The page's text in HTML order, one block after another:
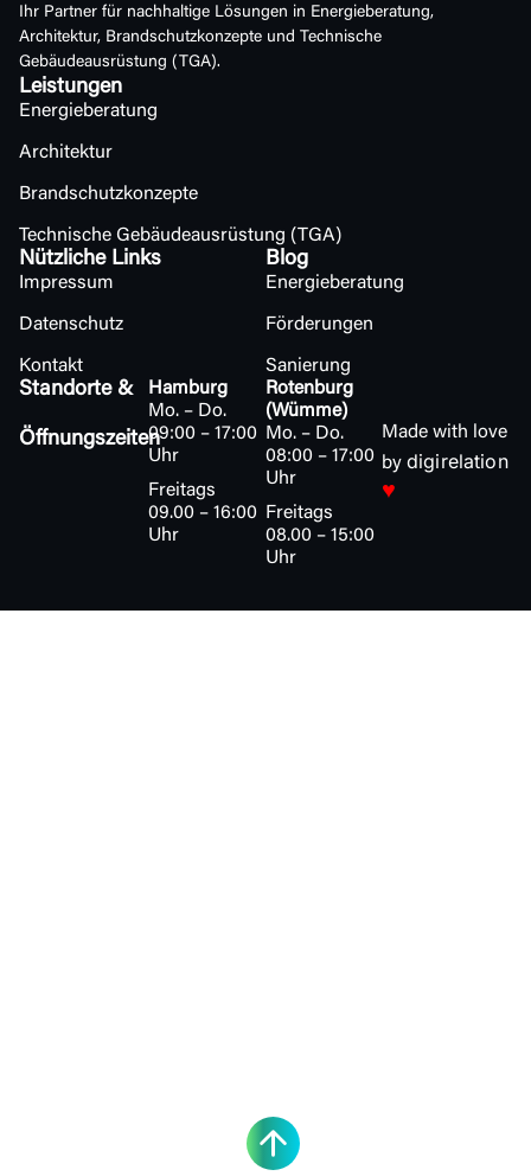
Ihr Partner für nachhaltige Lösungen in Energieberatung,
Architektur, Brandschutzkonzepte und Technische
Gebäudeausrüstung (TGA).
Leistungen
Energieberatung
Architektur
Brandschutzkonzepte
Technische Gebäudeausrüstung (TGA)
Nützliche Links
Impressum
Datenschutz
Kontakt
Blog
Energieberatung
Förderungen
Sanierung
Standorte &
Öffnungszeiten
Hamburg
Mo. – Do.
09:00 – 17:00
Uhr
Freitags
09.00 – 16:00
Uhr
Rotenburg
(Wümme)
Mo. – Do.
08:00 – 17:00
Uhr
Freitags
08.00 – 15:00
Uhr
Made with love
by digirelation
♥